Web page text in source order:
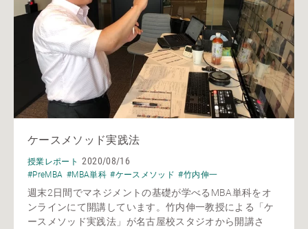
ケースメソッド実践法
授業レポート 2020/08/16
#PreMBA #MBA単科 #ケースメソッド #竹内伸一
週末2日間でマネジメントの基礎が学べるMBA単科をオ
ンラインにて開講しています。竹内伸一教授による「ケ
ースメソッド実践法」が名古屋校スタジオから開講さ